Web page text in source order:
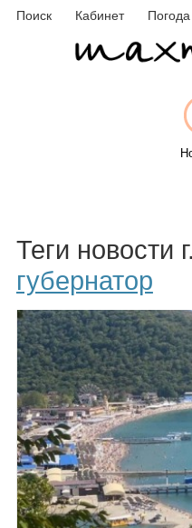
Поиск Кабинет Погода
Теги
губернатор